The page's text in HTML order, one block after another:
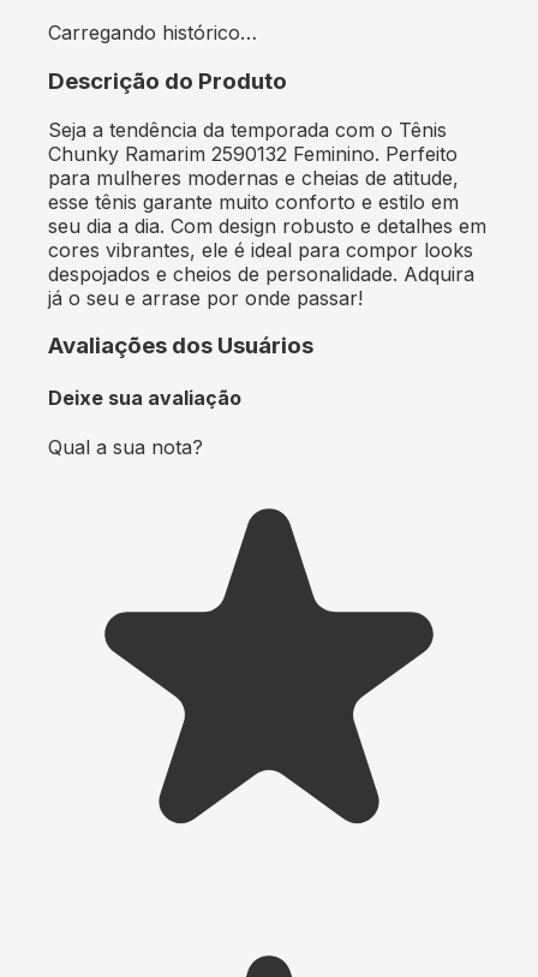
Carregando histórico…
Descrição do Produto
Seja a tendência da temporada com o Tênis
Chunky Ramarim 2590132 Feminino. Perfeito
para mulheres modernas e cheias de atitude,
esse tênis garante muito conforto e estilo em
seu dia a dia. Com design robusto e detalhes em
cores vibrantes, ele é ideal para compor looks
despojados e cheios de personalidade. Adquira
já o seu e arrase por onde passar!
Avaliações dos Usuários
Deixe sua avaliação
Qual a sua nota?